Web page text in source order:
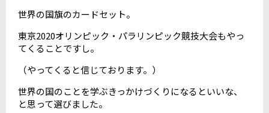
世界の国旗のカードセット。
東京2020オリンピック・パラリンピック競技大会もやっ
てくることですし。
（やってくると信じております。）
世界の国のことを学ぶきっかけづくりになるといいな、
と思って選びました。